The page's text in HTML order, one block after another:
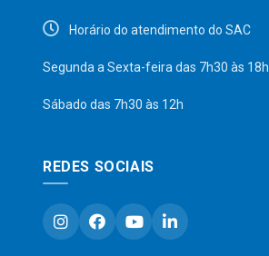
Horário do atendimento do SAC
Segunda a Sexta-feira das 7h30 às 18h
Sábado das 7h30 às 12h
REDES SOCIAIS